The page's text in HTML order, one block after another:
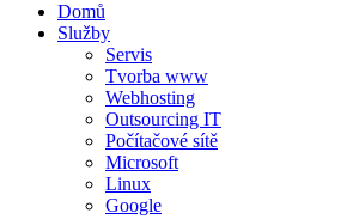
Domů
Služby
Servis
Tvorba www
Webhosting
Outsourcing IT
Počítačové sítě
Microsoft
Linux
Google